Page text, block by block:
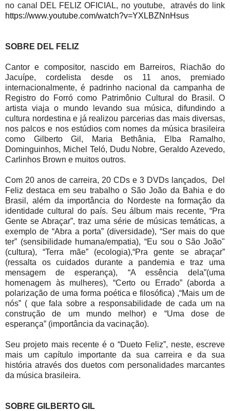
no canal DEL FELIZ OFICIAL, no youtube, através do link
https://www.youtube.com/watch?v=YXLBZNnHsus
SOBRE DEL FELIZ
Cantor e compositor, nascido em Barreiros, Riachão do
Jacuípe, cordelista desde os 11 anos, premiado
internacionalmente, é padrinho nacional da campanha de
Registro do Forró como Patrimônio Cultural do Brasil. O
artista viaja o mundo levando sua música, difundindo a
cultura nordestina e já realizou parcerias das mais diversas,
nos palcos e nos estúdios com nomes da música brasileira
como Gilberto Gil, Maria Bethânia, Elba Ramalho,
Dominguinhos, Michel Teló, Dudu Nobre, Geraldo Azevedo,
Carlinhos Brown e muitos outros.
Com 20 anos de carreira, 20 CDs e 3 DVDs lançados, Del
Feliz destaca em seu trabalho o São João da Bahia e do
Brasil, além da importância do Nordeste na formação da
identidade cultural do país. Seu álbum mais recente, “Pra
Gente se Abraçar”, traz uma série de músicas temáticas, a
exemplo de “Abra a porta” (diversidade), “Ser mais do que
ter” (sensibilidade humana/empatia), “Eu sou o São João"
(cultura), “Terra mãe” (ecologia),“Pra gente se abraçar”
(ressalta os cuidados durante a pandemia e traz uma
mensagem de esperança), “A essência dela”(uma
homenagem às mulheres), “Certo ou Errado” (aborda a
polarização de uma forma poética e filosófica) ,“Mais um de
nós” ( que fala sobre a responsabilidade de cada um na
construção de um mundo melhor) e “Uma dose de
esperança” (importância da vacinação).
Seu projeto mais recente é o “Dueto Feliz”, neste, escreve
mais um capítulo importante da sua carreira e da sua
história através dos duetos com personalidades marcantes
da música brasileira.
SOBRE GILBERTO GIL